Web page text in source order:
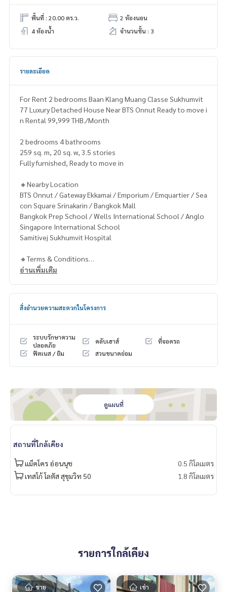
พื้นที่ : 20.00 ตร.ว.
2 ห้องนอน
4 ห้องน้ำ
จำนวนชั้น : 3
รายละเอียด
For Rent 2 bedrooms Baan Klang Muang Classe Sukhumvit
77 Luxury Detached House Near BTS Onnut Ready to move i
n Rental 99,999 THB./Month
2 bedrooms 4 bathrooms
259 sq. m, 20 sq. w, 3.5 stories
Fully furnished, Ready to move in
🔸Nearby Location
BTS Onnut / Gateway Ekkamai / Emporium / Emquartier / Sea
con Square Srinakarin / Bangkok Mall
Bangkok Prep School / Wells International School / Anglo
Singapore International School
Samitivej Sukhumvit Hospital
🔸Terms & Conditions
1 year contract
1 month rental in advance
Khun Chanya : Tel.
Whats app :
+66 61 428 9156
Line ID: @mcre
My Celebrity Co., Ltd. Real Estate Agency, Service You Can T
#luxury #LuxuryCondominium #Luxurycondo #condominiu
m #rent # condo #condo Bangkok #Bangkok Condo #Con
do for rent #For rent #Condorental #RentSellCondoBang
rrent #Condo near the BTS #Condo #MCRE #realestateag
ent #BTS #shoppingmall #paolo #nearschool #shopping
mall #singlehouse #detachedhouses #onnut #BTSonnut
#Sukhumvit 77 #Baan Klang Muang Classe Sukhumvit 77
อ่านเพิ่มเติม
สิ่งอำนวยความสะดวกในโครงการ
ระบบรักษาความ
ปลอดภัย
คลับเฮาส์
ที่จอดรถ
ฟิตเนส / ยิม
สวนขนาดย่อม
ดูแผนที่
สถานที่ใกล้เคียง
แม็คโคร อ่อนนุช
0.5 กิโลเมตร
เทสโก้ โลตัส สุขุมวิท 50
1.8 กิโลเมตร
รายการใกล้เคียง
ขาย เช่า